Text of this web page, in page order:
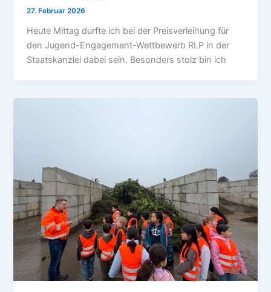
27. Februar 2026
Heute Mittag durfte ich bei der Preisverleihung für
den Jugend-Engagement-Wettbewerb RLP in der
Staatskanzlei dabei sein. Besonders stolz bin ich